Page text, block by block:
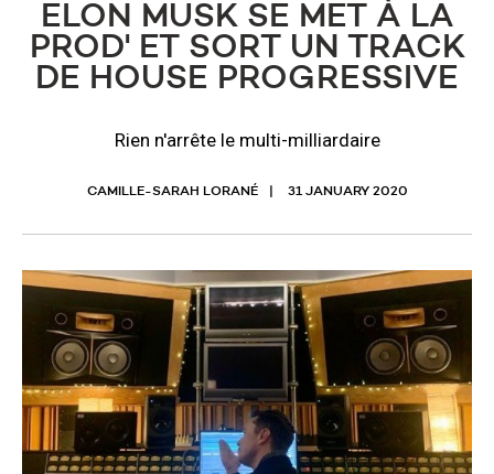
ELON MUSK SE MET À LA
PROD' ET SORT UN TRACK
DE HOUSE PROGRESSIVE
Rien n'arrête le multi-milliardaire
CAMILLE-SARAH LORANÉ 31 JANUARY 2020